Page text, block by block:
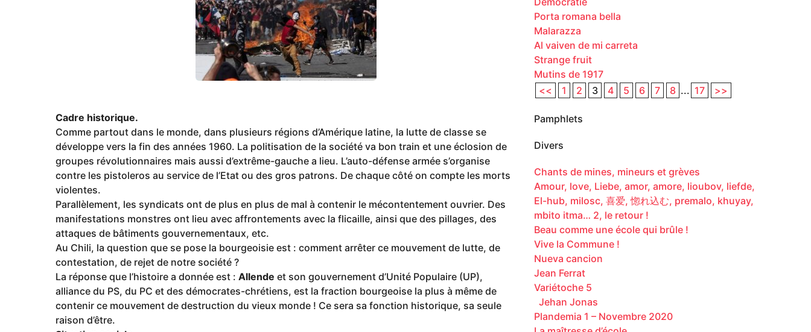
Cadre historique.
Comme partout dans le monde, dans plusieurs régions d’Amérique latine, la lutte de classe se
développe vers la fin des années 1960. La politisation de la société va bon train et une éclosion de
groupes révolutionnaires mais aussi d’extrême-gauche a lieu. L’auto-défense armée s’organise
contre les pistoleros au service de l’Etat ou des gros patrons. De chaque côté on compte les morts
violentes.
Parallèlement, les syndicats ont de plus en plus de mal à contenir le mécontentement ouvrier. Des
manifestations monstres ont lieu avec affrontements avec la flicaille, ainsi que des pillages, des
attaques de bâtiments gouvernementaux, etc.
Au Chili, la question que se pose la bourgeoisie est : comment arrêter ce mouvement de lutte, de
contestation, de rejet de notre société ?
La réponse que l’histoire a donnée est : Allende et son gouvernement d’Unité Populaire (UP),
alliance du PS, du PC et des démocrates-chrétiens, est la fraction bourgeoise la plus à même de
contenir ce mouvement de destruction du vieux monde ! Ce sera sa fonction historique, sa seule
raison d’être.
Porta romana bella
Malarazza
Al vaiven de mi carreta
Strange fruit
Mutins de 1917
<<
1 2 3 4 5 6 7 8 ... 17 >>
Pamphlets
Divers
Chants de mines, mineurs et grèves
Amour, love, Liebe, amor, amore, lioubov, liefde,
El-hub, milosc, 喜爱, 惚れ込む, premalo, khuyay,
mbito itma… 2, le retour !
Beau comme une école qui brûle !
Vive la Commune !
Nueva cancion
Jean Ferrat
Variétoche 5
Jehan Jonas
Plandemia 1 – Novembre 2020